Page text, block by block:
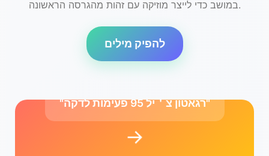
במושב כדי לייצר מוזיקה עם זהות מהגרסה הראשונה.
להפיק מילים
"רגאטון צ＇יל 95 פעימות לדקה"
→